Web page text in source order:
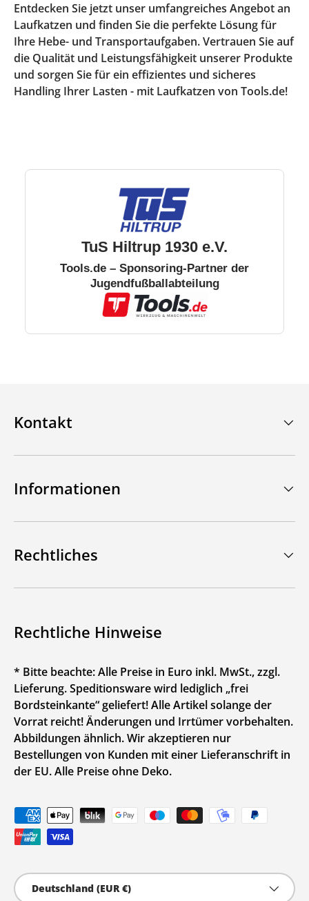
Entdecken Sie jetzt unser umfangreiches Angebot an
Laufkatzen und finden Sie die perfekte Lösung für
Ihre Hebe- und Transportaufgaben. Vertrauen Sie auf
die Qualität und Leistungsfähigkeit unserer Produkte
und sorgen Sie für ein effizientes und sicheres
Handling Ihrer Lasten - mit Laufkatzen von Tools.de!
TuS Hiltrup 1930 e.V.
Tools.de – Sponsoring-Partner der
Jugendfußballabteilung
Kontakt
Informationen
Rechtliches
Rechtliche Hinweise
* Bitte beachte: Alle Preise in Euro inkl. MwSt., zzgl.
Lieferung. Speditionsware wird lediglich „frei
Bordsteinkante“ geliefert! Alle Artikel solange der
Vorrat reicht! Änderungen und Irrtümer vorbehalten.
Abbildungen ähnlich. Wir akzeptieren nur
Bestellungen von Kunden mit einer Lieferanschrift in
der EU. Alle Preise ohne Deko.
Zahlungsmethoden
Land/Region
Deutschland (EUR €)